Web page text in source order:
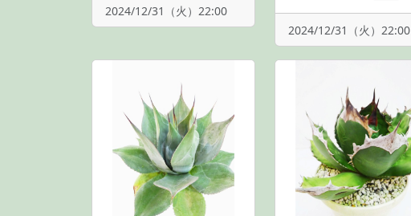
2024/12/31（火）22:00
2024/12/31（火）22:00